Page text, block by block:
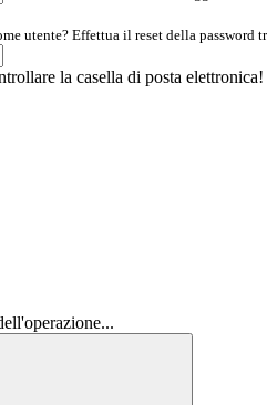
utente? Effettua il reset della password
la casella di posta elettronica!